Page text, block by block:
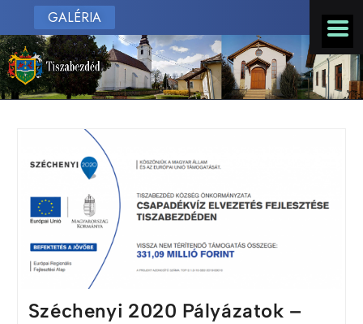
GALÉRIA
Széchenyi 2020 Pályá­zatok –